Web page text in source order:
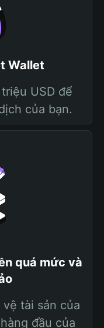
Wallet
USD để
của bạn.
quá mức và
tài sản của
đầu của